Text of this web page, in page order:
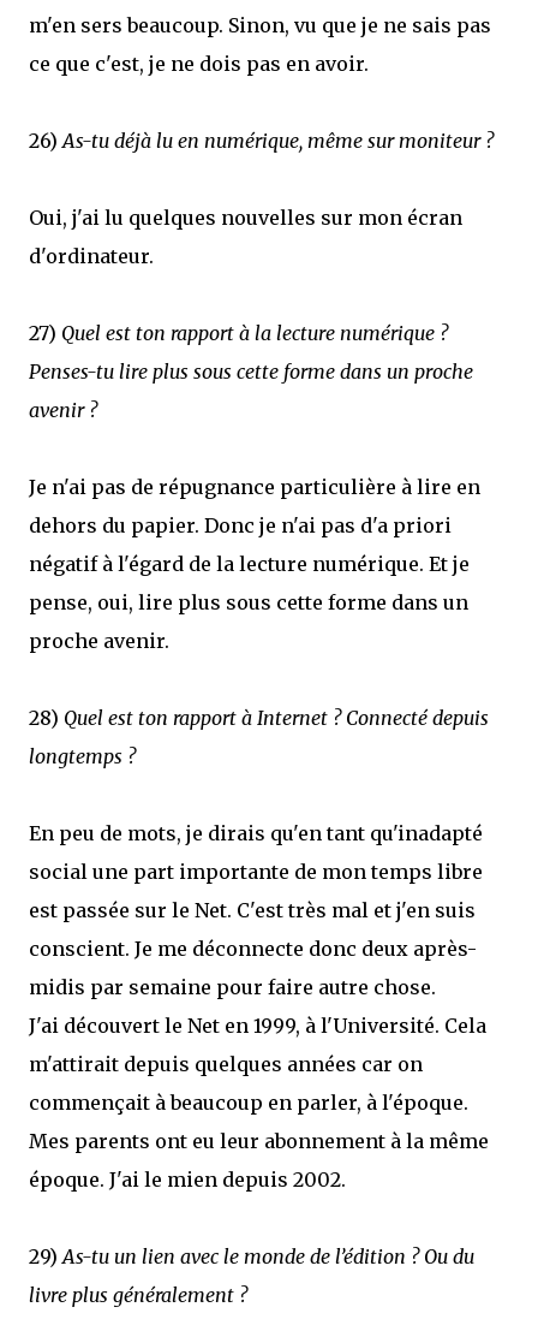
m'en sers beaucoup. Sinon, vu que je ne sais pas
ce que c'est, je ne dois pas en avoir.
26)As-tu déjà lu en numérique, même sur moniteur ?
Oui, j'ai lu quelques nouvelles sur mon écran
d'ordinateur.
27) Quel est ton rapport à la lecture numérique ?
Penses-tu lire plus sous cette forme dans un proche
avenir ?
Je n'ai pas de répugnance particulière à lire en
dehors du papier. Donc je n'ai pas d'a priori
négatif à l'égard de la lecture numérique. Et je
pense, oui, lire plus sous cette forme dans un
proche avenir.
28) Quel est ton rapport à Internet ? Connecté depuis
longtemps ?
En peu de mots, je dirais qu'en tant qu'inadapté
social une part importante de mon temps libre
est passée sur le Net. C'est très mal et j'en suis
conscient. Je me déconnecte donc deux après-
midis par semaine pour faire autre chose.
J'ai découvert le Net en 1999, à l'Université. Cela
m'attirait depuis quelques années car on
commençait à beaucoup en parler, à l'époque.
Mes parents ont eu leur abonnement à la même
époque. J'ai le mien depuis 2002.
29)As-tu un lien avec le monde de l’édition ? Ou du
livre plus généralement ?